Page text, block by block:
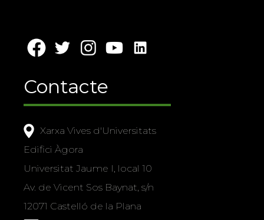
Contacte
Xarxa Vives d'Universitats
Edifici Àgora
Universitat Jaume I, local 10
Av. de Vicent Sos Baynat, s/n
12071 Castelló de la Plana